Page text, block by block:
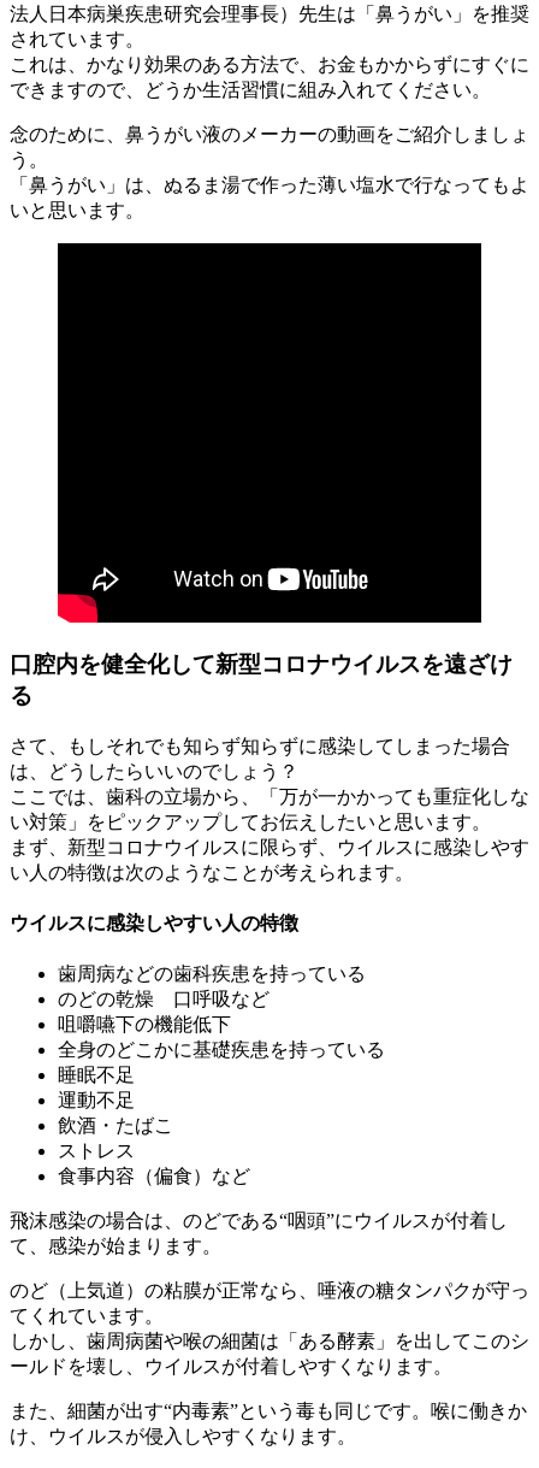
法人日本病巣疾患研究会理事長）先生は「鼻うがい」を推奨
されています。
これは、かなり効果のある方法で、お金もかからずにすぐに
できますので、どうか生活習慣に組み入れてください。
念のために、鼻うがい液のメーカーの動画をご紹介しましょ
う。
「鼻うがい」は、ぬるま湯で作った薄い塩水で行なってもよ
いと思います。
口腔内を健全化して新型コロナウイルスを遠ざけ
る
さて、もしそれでも知らず知らずに感染してしまった場合
は、どうしたらいいのでしょう？
ここでは、歯科の立場から、「万が一かかっても重症化しな
い対策」をピックアップしてお伝えしたいと思います。
まず、新型コロナウイルスに限らず、ウイルスに感染しやす
い人の特徴は次のようなことが考えられます。
ウイルスに感染しやすい人の特徴
歯周病などの歯科疾患を持っている
のどの乾燥 口呼吸など
咀嚼嚥下の機能低下
全身のどこかに基礎疾患を持っている
睡眠不足
運動不足
飲酒・たばこ
ストレス
食事内容（偏食）など
飛沫感染の場合は、のどである“咽頭”にウイルスが付着し
て、感染が始まります。
のど（上気道）の粘膜が正常なら、唾液の糖タンパクが守っ
てくれています。
しかし、歯周病菌や喉の細菌は「ある酵素」を出してこのシ
ールドを壊し、ウイルスが付着しやすくなります。
また、細菌が出す“内毒素”という毒も同じです。喉に働きか
け、ウイルスが侵入しやすくなります。